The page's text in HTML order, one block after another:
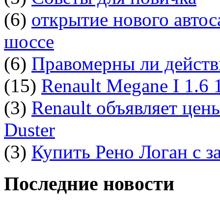
(6) открытие нового
шоссе
(6) Правомерны ли
(15) Renault Megane I 1.6
(3) Renault объявляет
Duster
(3) Купить Рено Логан с
Последние новости